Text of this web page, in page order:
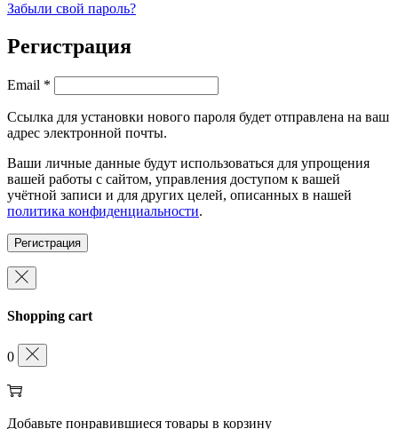
Забыли свой пароль?
Регистрация
Email *
Ссылка для установки нового пароля будет отправлена ​​на ваш
адрес электронной почты.
Ваши личные данные будут использоваться для упрощения
вашей работы с сайтом, управления доступом к вашей
учётной записи и для других целей, описанных в нашей
политика конфиденциальности.
Регистрация
Shopping cart
0
Добавьте понравившиеся товары в корзину